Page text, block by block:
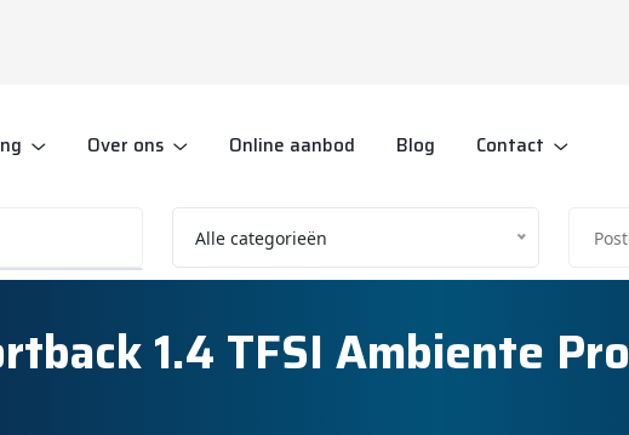
Over ons Online aanbod Blog Contact
Alle categorieën
1.4 TFSI Ambiente Pro